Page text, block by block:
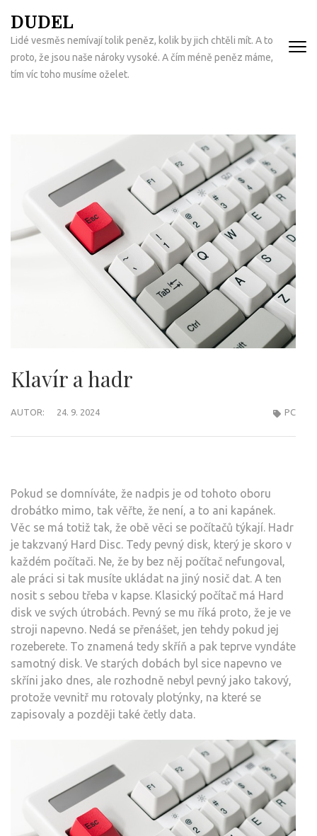
na
obsah
(Enter)
DUDEL
Lidé vesměs nemívají tolik peněz, kolik by jich chtěli mít. A to
proto, že jsou naše nároky vysoké. A čím méně peněz máme,
tím víc toho musíme oželet.
Klavír a hadr
AUTOR: 24. 9. 2024 PC
Pokud se domníváte, že nadpis je od tohoto oboru
drobátko mimo, tak věřte, že není, a to ani kapánek.
Věc se má totiž tak, že obě věci se počítačů týkají. Hadr
je takzvaný Hard Disc. Tedy pevný disk, který je skoro v
každém počítači. Ne, že by bez něj počítač nefungoval,
ale práci si tak musíte ukládat na jiný nosič dat. A ten
nosit s sebou třeba v kapse. Klasický počítač má Hard
disk ve svých útrobách. Pevný se mu říká proto, že je ve
stroji napevno. Nedá se přenášet, jen tehdy pokud jej
rozeberete. To znamená tedy skříň a pak teprve vyndáte
samotný disk. Ve starých dobách byl sice napevno ve
skříni jako dnes, ale rozhodně nebyl pevný jako takový,
protože vevnitř mu rotovaly plotýnky, na které se
zapisovaly a později také četly data.